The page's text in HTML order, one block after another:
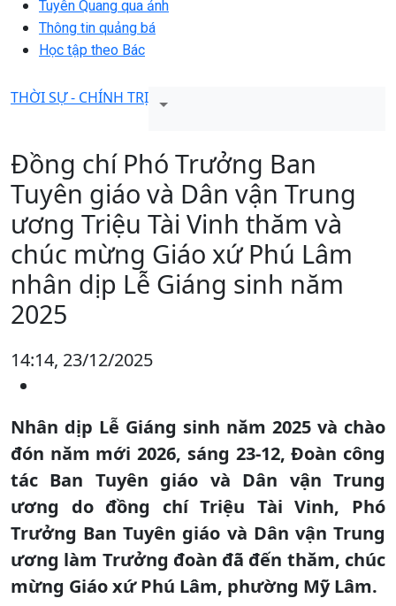
Tuyên Quang qua ảnh
Thông tin quảng bá
Học tập theo Bác
THỜI SỰ - CHÍNH TRỊ
Đồng chí Phó Trưởng Ban
Tuyên giáo và Dân vận Trung
ương Triệu Tài Vinh thăm và
chúc mừng Giáo xứ Phú Lâm
nhân dịp Lễ Giáng sinh năm
2025
14:14, 23/12/2025
Nhân dịp Lễ Giáng sinh năm 2025 và chào
đón năm mới 2026, sáng 23-12, Đoàn công
tác Ban Tuyên giáo và Dân vận Trung
ương do đồng chí Triệu Tài Vinh, Phó
Trưởng Ban Tuyên giáo và Dân vận Trung
ương làm Trưởng đoàn đã đến thăm, chúc
mừng Giáo xứ Phú Lâm, phường Mỹ Lâm.